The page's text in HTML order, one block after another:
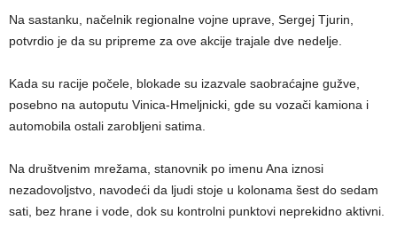
Na sastanku, načelnik regionalne vojne uprave, Sergej Tjurin,
potvrdio je da su pripreme za ove akcije trajale dve nedelje.
Kada su racije počele, blokade su izazvale saobraćajne gužve,
posebno na autoputu Vinica-Hmeljnicki, gde su vozači kamiona i
automobila ostali zarobljeni satima.
Na društvenim mrežama, stanovnik po imenu Ana iznosi
nezadovoljstvo, navodeći da ljudi stoje u kolonama šest do sedam
sati, bez hrane i vode, dok su kontrolni punktovi neprekidno aktivni.